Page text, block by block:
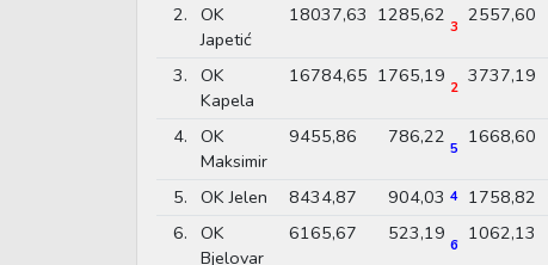
2. OK
Japetić
18037,63 1285,62
3
2557,60
3. OK
Kapela
16784,65 1765,19
2
3737,19
4. OK
Maksimir
9455,86 786,22
5
1668,60
5. OK Jelen 8434,87 904,03 4 1758,82
6. OK
Bjelovar
6165,67 523,19
6
1062,13